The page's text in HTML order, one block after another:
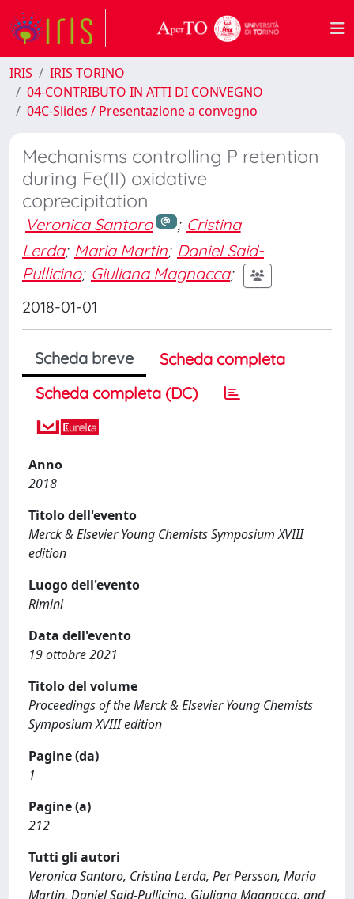
IRIS
IRIS TORINO
04-CONTRIBUTO IN ATTI DI CONVEGNO
04C-Slides / Presentazione a convegno
Mechanisms controlling P retention
during Fe(II) oxidative
coprecipitation
Veronica Santoro ; Cristina
Lerda; Maria Martin; Daniel Said-
Pullicino; Giuliana Magnacca;
2018-01-01
Scheda breve
Scheda completa
Scheda completa (DC)
Anno
2018
Titolo dell'evento
Merck & Elsevier Young Chemists Symposium XVIII
edition
Luogo dell'evento
Rimini
Data dell'evento
19 ottobre 2021
Titolo del volume
Proceedings of the Merck & Elsevier Young Chemists
Symposium XVIII edition
Pagine (da)
1
Pagine (a)
212
Tutti gli autori
Veronica Santoro, Cristina Lerda, Per Persson, Maria
Martin, Daniel Said-Pullicino, Giuliana Magnacca, and